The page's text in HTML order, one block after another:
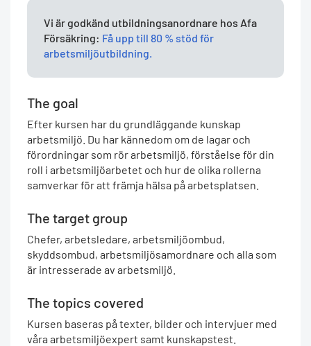
Vi är godkänd utbildningsanordnare hos Afa
Försäkring: Få upp till 80 % stöd för
arbetsmiljöutbildning.
The goal
Efter kursen har du grundläggande kunskap
arbetsmiljö. Du har kännedom om de lagar och
förordningar som rör arbetsmiljö, förståelse för din
roll i arbetsmiljöarbetet och hur de olika rollerna
samverkar för att främja hälsa på arbetsplatsen.
The target group
Chefer, arbetsledare, arbetsmiljöombud,
skyddsombud, arbetsmiljösamordnare och alla som
är intresserade av arbetsmiljö.
The topics covered
Kursen baseras på texter, bilder och intervjuer med
våra arbetsmiljöexpert samt kunskapstest.